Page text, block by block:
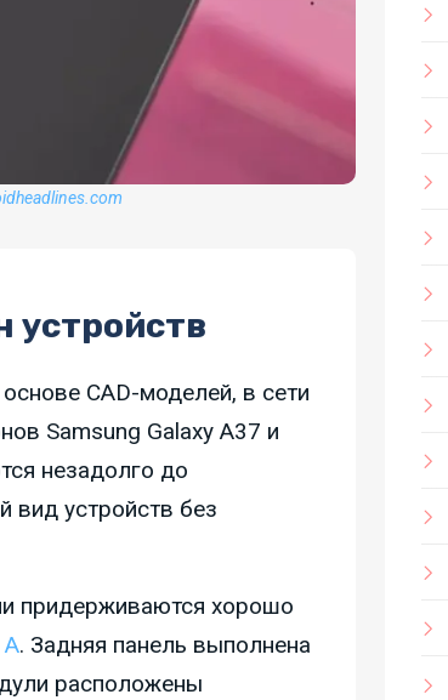
устройств
CAD-моделей, в сети
Samsung Galaxy A37 и
незадолго до
вид устройств без
придерживаются хорошо
A. Задняя панель выполнена
расположены